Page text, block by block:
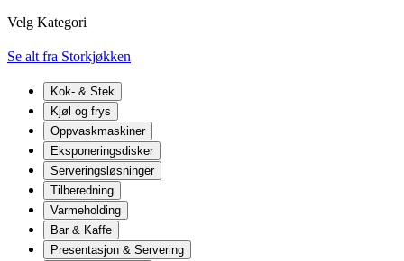
Velg Kategori
Se alt fra Storkjøkken
Kok- & Stek
Kjøl og frys
Oppvaskmaskiner
Eksponeringsdisker
Serveringsløsninger
Tilberedning
Varmeholding
Bar & Kaffe
Presentasjon & Servering